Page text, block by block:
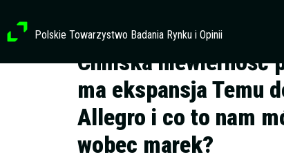
treści
Polskie Towarzystwo Badania Rynku i Opinii
Chińska niewierność
ma ekspansja Temu
Allegro i co to nam
wobec marek?